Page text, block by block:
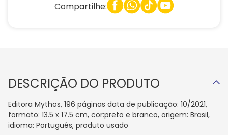
Compartilhe:
DESCRIÇÃO DO PRODUTO
Editora Mythos, 196 páginas data de publicação: 10/2021,
formato: 13.5 x 17.5 cm, cor:preto e branco, origem: Brasil,
idioma: Português, produto usado